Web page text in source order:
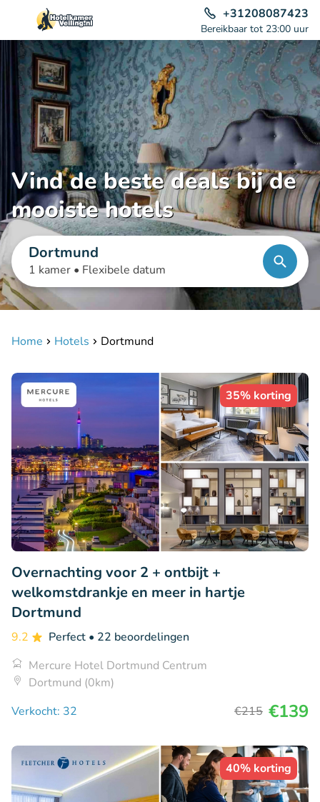
+31208087423
Bereikbaar tot 23:00 uur
Vind de beste deals bij de
mooiste hotels
Dortmund
1 kamer • Flexibele datum
Home Hotels Dortmund
35% korting
Overnachting voor 2 + ontbijt +
welkomstdrankje en meer in hartje
Dortmund
9.2 Perfect • 22 beoordelingen
Mercure Hotel Dortmund Centrum
Dortmund (0km)
Verkocht: 32
€215 €139
40% korting